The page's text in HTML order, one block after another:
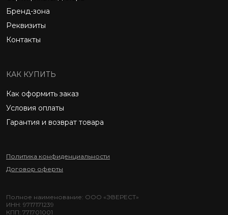
Бренд-зона
Реквизиты
Контакты
КАК КУПИТЬ
Как оформить заказ
Условия оплаты
Гарантия и возврат товара
Политика конфиденциальности
Договор оферты
Полное наименование: ООО «ЭВЕРЕСТ»
ИНН: 9717171239
КПП: 771701001